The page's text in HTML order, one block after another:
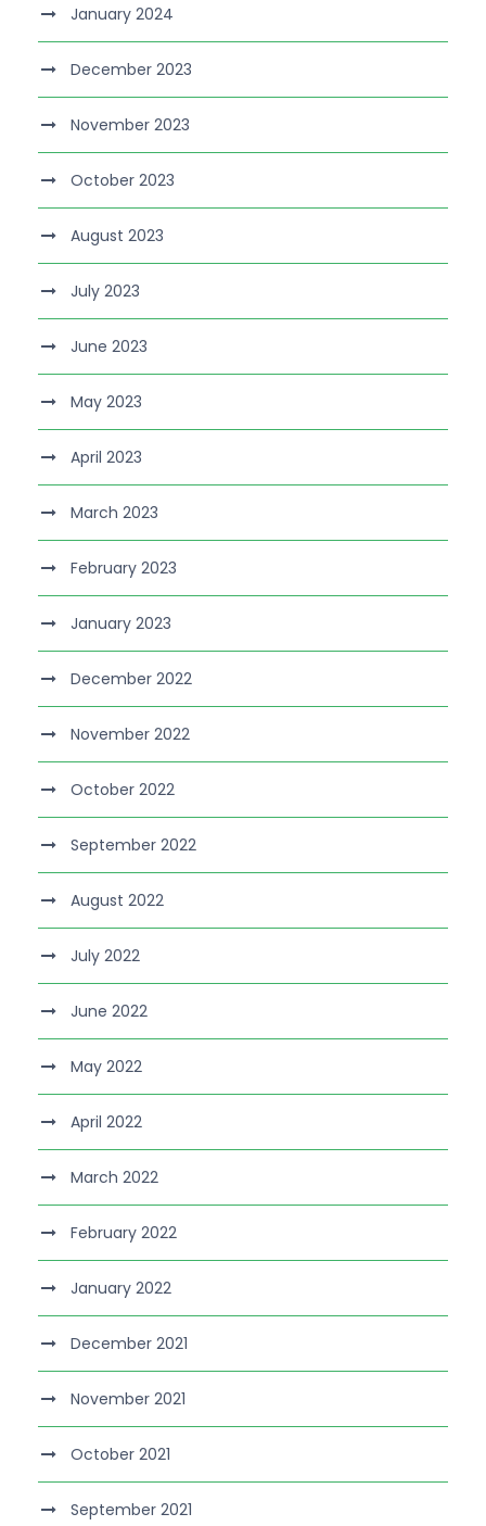
January 2024
December 2023
November 2023
October 2023
August 2023
July 2023
June 2023
May 2023
April 2023
March 2023
February 2023
January 2023
December 2022
November 2022
October 2022
September 2022
August 2022
July 2022
June 2022
May 2022
April 2022
March 2022
February 2022
January 2022
December 2021
November 2021
October 2021
September 2021